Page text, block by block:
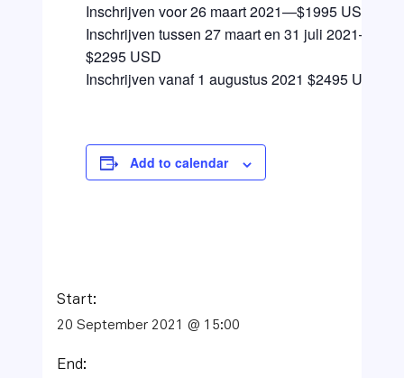
Inschrijven voor 26 maart 2021—$1995 USD
Inschrijven tussen 27 maart en 31 juli 2021—
$2295 USD
Inschrijven vanaf 1 augustus 2021 $2495 USD
Add to calendar
Start:
20 September 2021 @ 15:00
End: